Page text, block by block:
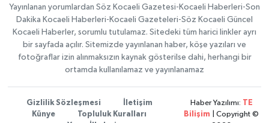
Yayınlanan yorumlardan Söz Kocaeli Gazetesi-Kocaeli Haberleri-Son
Dakika Kocaeli Haberleri-Kocaeli Gazeteleri-Söz Kocaeli Güncel
Kocaeli Haberler, sorumlu tutulamaz. Sitedeki tüm harici linkler ayrı
bir sayfada açılır. Sitemizde yayınlanan haber, köşe yazıları ve
fotoğraflar izin alınmaksızın kaynak gösterilse dahi, herhangi bir
ortamda kullanılamaz ve yayınlanamaz
Gizlilik Sözleşmesi
İletişim
Künye
Topluluk Kuralları
Haber Yazılımı:
TE
Bilişim | Copyright ©